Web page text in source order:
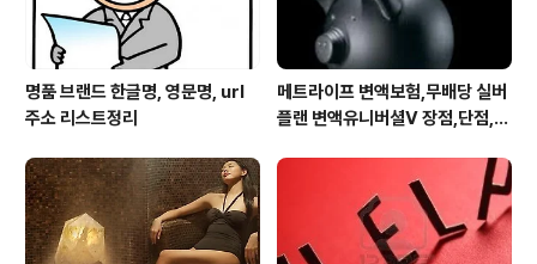
명품 브랜드 한글명, 영문명, url
주소 리스트정리
메트라이프 변액보험,무배당 실버
플랜 변액유니버셜V 장점,단점,가